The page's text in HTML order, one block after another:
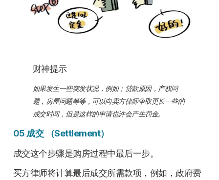
财神提示
如果发生一些突发状况，例如；贷款原因，产权问
题，房屋问题等等，可以向卖方律师争取更长一些的
成交时间，但是这样的申请也许会产生罚金。
05 成交
（Settlement）
成交这个步骤是购房过程中最后一步。
买方律师将计算最后成交所需款项，例如，政府费